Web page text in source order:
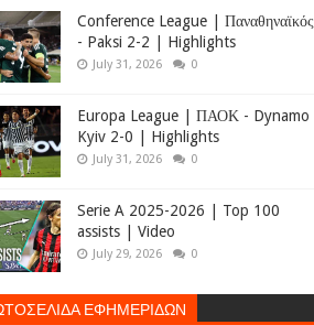
Conference League | Παναθηναϊκός
- Paksi 2-2 | Highlights
July 31, 2026 0
Europa League | ΠΑΟΚ - Dynamo
Kyiv 2-0 | Highlights
July 31, 2026 0
Serie A 2025-2026 | Top 100
assists | Video
July 29, 2026 0
ΕΦΗΜΕΡΙΔΩΝ